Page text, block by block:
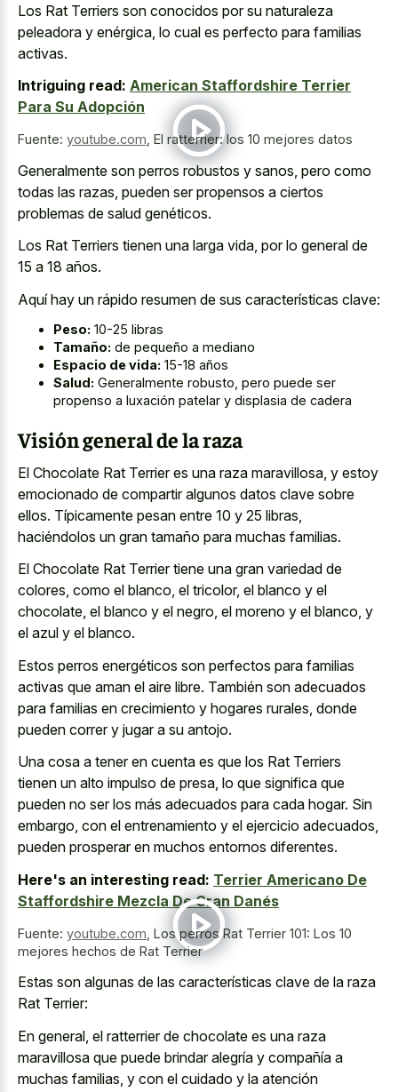
Los Rat Terriers son conocidos por su naturaleza
peleadora y enérgica, lo cual es perfecto para familias
activas.
Intriguing read: American Staffordshire Terrier
Para Su Adopción
Fuente: youtube.com El ratterrier: los 10 mejores datos
Generalmente son perros robustos y sanos, pero como
todas las razas, pueden ser propensos a ciertos
problemas de salud genéticos.
Los Rat Terriers tienen una larga vida, por lo general de
15 a 18 años.
Aquí hay un rápido resumen de sus características clave:
Peso: 10-25 libras
Tamaño: de pequeño a mediano
Espacio de vida: 15-18 años
Salud: Generalmente robusto, pero puede ser
propenso a luxación patelar y displasia de cadera
Visión general de la raza
El Chocolate Rat Terrier es una raza maravillosa, y estoy
emocionado de compartir algunos datos clave sobre
ellos. Típicamente pesan entre 10 y 25 libras,
haciéndolos un gran tamaño para muchas familias.
El Chocolate Rat Terrier tiene una gran variedad de
colores, como el blanco, el tricolor, el blanco y el
chocolate, el blanco y el negro, el moreno y el blanco, y
el azul y el blanco.
Estos perros energéticos son perfectos para familias
activas que aman el aire libre. También son adecuados
para familias en crecimiento y hogares rurales, donde
pueden correr y jugar a su antojo.
Una cosa a tener en cuenta es que los Rat Terriers
tienen un alto impulso de presa, lo que significa que
pueden no ser los más adecuados para cada hogar. Sin
embargo, con el entrenamiento y el ejercicio adecuados,
pueden prosperar en muchos entornos diferentes.
Here's an interesting read: Terrier Americano De
Staffordshire Mezcla De Gran Danés
Fuente: youtube.com Los perros Rat Terrier 101: Los 10
mejores hechos de Rat Terrier
Estas son algunas de las características clave de la raza
Rat Terrier:
En general, el ratterrier de chocolate es una raza
maravillosa que puede brindar alegría y compañía a
muchas familias, y con el cuidado y la atención